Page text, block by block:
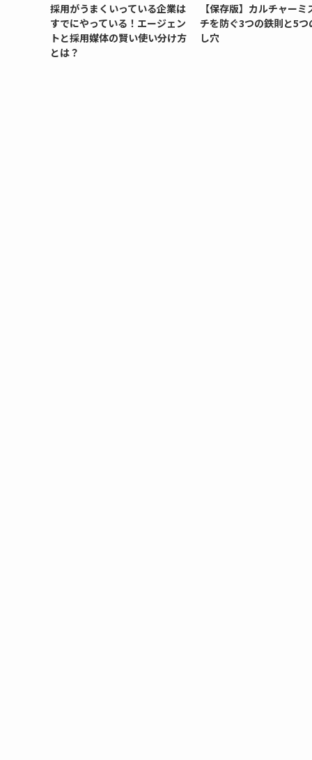
採用がうまくいっている企業は
すでにやっている！エージェン
トと採用媒体の賢い使い分け方
とは？
【保存版】カルチャーミ
チを防ぐ3つの鉄則と5つ
し穴